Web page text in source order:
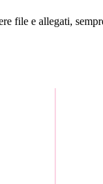
file e allegati,